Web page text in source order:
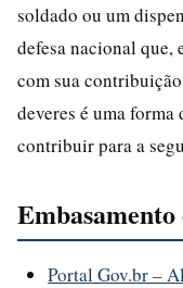
soldado ou um
defesa nacional que,
com sua
deveres é uma forma
contribuir para a
Portal Gov.br –